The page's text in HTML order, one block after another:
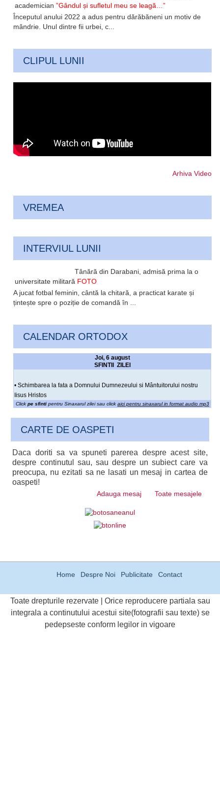
academician”Gândul și sufletul meu se leagă…”
Începutul anului 2022 a adus pentru dărăbăneni un motiv de
mândrie. Unul dintre fii urbei, c...
CLIPUL LUNII
Arhiva Video
VREMEA
INTERVIUL LUNII
Tânără din Darabani, admisă prima la o
universitate militară FOTO
A jucat fotbal feminin, cântă la chitară, a practicat karate și
țintește spre o poziție de comandă în ...
CALENDAR ORTODOX
Joi, 6 august
SFINTII ZILEI
• Schimbarea la fata a Domnului Dumnezeului si Mântuitorului nostru
Iisus Hristos
Click pe sfintipentru Sinaxarul zilei sau click aici pentru sinaxarul in format audio mp3
CARTE DE OASPETI
Daca doriti sa va spuneti parerea despre acest site,
despre continutul sau, sau despre un subiect care va
preocupa, nu ezitati sa ne lasati un mesaj in cartea de
oaspeti!
Adauga mesaj Toate mesajele
Home Despre Noi Publicitate Contact
Toate drepturile rezervate | Orice reproducere partiala sau
integrala a continutului acestui site(fotografii sau texte) se
pedepseste conform legilor in vigoare